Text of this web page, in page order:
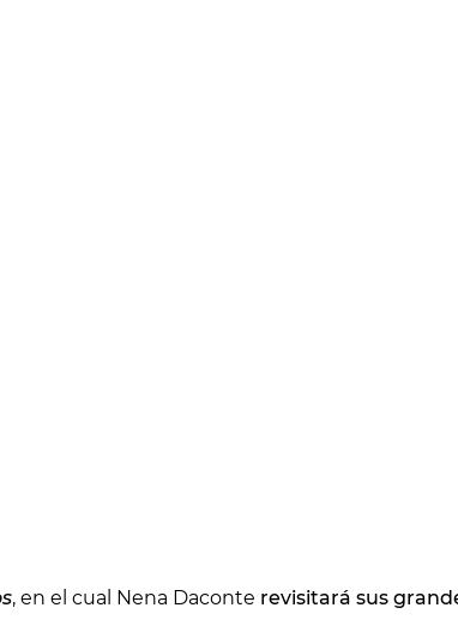
, en el cual Nena Daconte revisitará sus